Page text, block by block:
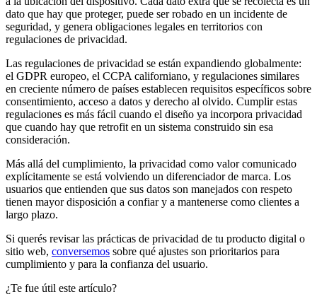
dato que hay que proteger, puede ser robado en un incidente de
seguridad, y genera obligaciones legales en territorios con
regulaciones de privacidad.
Las regulaciones de privacidad se están expandiendo globalmente:
el GDPR europeo, el CCPA californiano, y regulaciones similares
en creciente número de países establecen requisitos específicos sobre
consentimiento, acceso a datos y derecho al olvido. Cumplir estas
regulaciones es más fácil cuando el diseño ya incorpora privacidad
que cuando hay que retrofit en un sistema construido sin esa
consideración.
Más allá del cumplimiento, la privacidad como valor comunicado
explícitamente se está volviendo un diferenciador de marca. Los
usuarios que entienden que sus datos son manejados con respeto
tienen mayor disposición a confiar y a mantenerse como clientes a
largo plazo.
Si querés revisar las prácticas de privacidad de tu producto digital o
sitio web, conversemos sobre qué ajustes son prioritarios para
cumplimiento y para la confianza del usuario.
¿Te fue útil este artículo?